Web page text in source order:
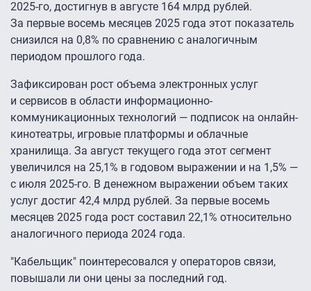
2025-го, достигнув в августе 164 млрд рублей.
За первые восемь месяцев 2025 года этот показатель
снизился на 0,8% по сравнению с аналогичным
периодом прошлого года.
Зафиксирован рост объема электронных услуг
и сервисов в области информационно-
коммуникационных технологий — подписок на онлайн-
кинотеатры, игровые платформы и облачные
хранилища. За август текущего года этот сегмент
увеличился на 25,1% в годовом выражении и на 1,5% —
с июля 2025-го. В денежном выражении объем таких
услуг достиг 42,4 млрд рублей. За первые восемь
месяцев 2025 года рост составил 22,1% относительно
аналогичного периода 2024 года.
"Кабельщик" поинтересовался у операторов связи,
повышали ли они цены за последний год.